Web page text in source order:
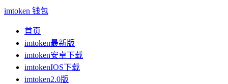
imtoken 钱包
首页
imtoken最新版
imtoken安卓下载
imtokenIOS下载
imtoken2.0版